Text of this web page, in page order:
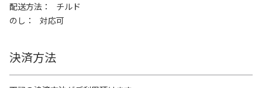
配送方法
チルド
のし
対応可
決済方法